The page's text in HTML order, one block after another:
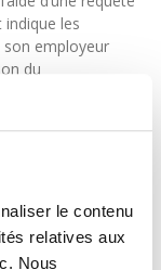
le contenu
relatives aux
Nous
indique les
employeur
du
lui-même,
travail qui